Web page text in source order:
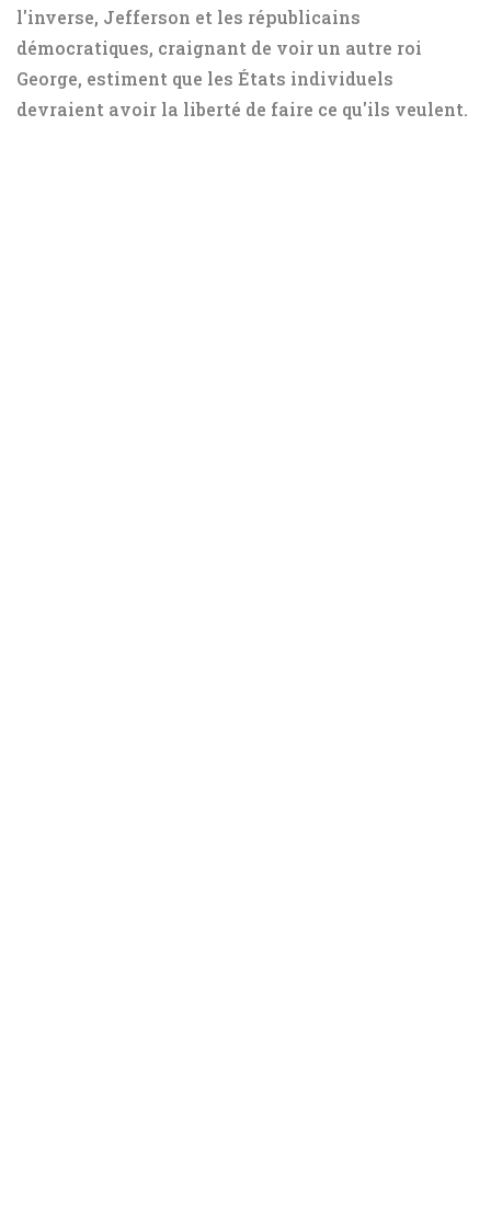
l'inverse, Jefferson et les républicains
démocratiques, craignant de voir un autre roi
George, estiment que les États individuels
devraient avoir la liberté de faire ce qu'ils veulent.